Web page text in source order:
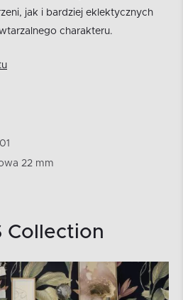
jak i bardziej eklektycznych
charakteru.
22 mm
Collection